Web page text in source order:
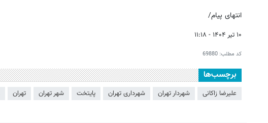
انتهای پیام/
۱۰ تیر ۱۴۰۴ - ۱۱:۱۸
کد مطلب: 69880
برچسب‌ها
علیرضا زاکانی شهردار تهران شهرداری تهران پایتخت شهر تهران تهران